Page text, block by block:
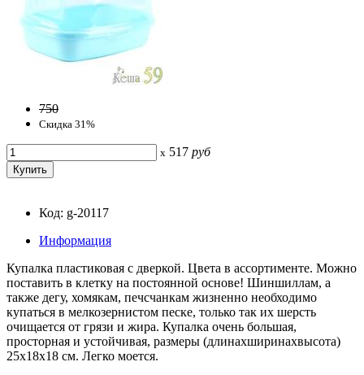
750
Скидка 31%
x 517 руб
Код: g-20117
Информация
Купалка пластиковая с дверкой. Цвета в ассортименте. Можно
поставить в клетку на постоянной основе! Шиншиллам, а
также дегу, хомякам, печсчанкам жизненно необходимо
купаться в мелкозернистом песке, только так их шерсть
очищается от грязи и жира. Купалка очень большая,
просторная и устойчивая, размеры (длинаxширинаxвысота)
25x18x18 см. Легко моется.